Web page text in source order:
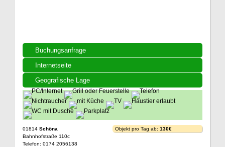
Buchungsanfrage
Internetseite
Geografische Lage
01814 Schöna
Bahnhofstraße 110c
Telefon: 0174 2056138
Objekt pro Tag ab: 130€